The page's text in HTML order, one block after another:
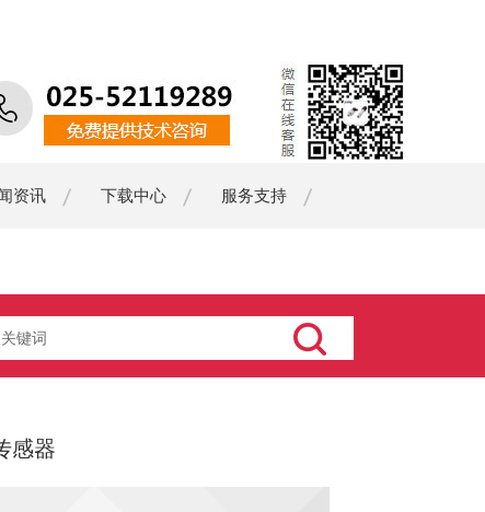
资讯 下载中心 服务支持
感器